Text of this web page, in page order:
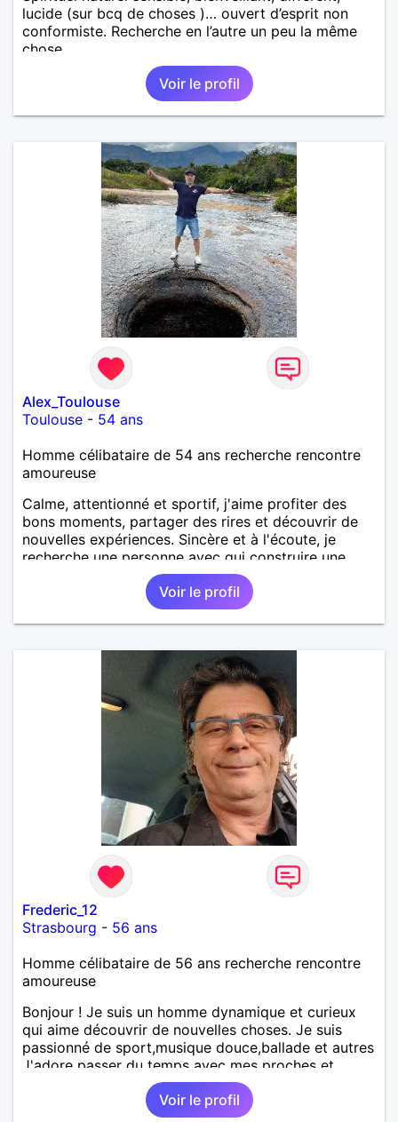
lucide (sur bcq de choses )… ouvert d’esprit non
conformiste. Recherche en l’autre un peu la même
chose…
Voir le profil
Alex_Toulouse
Toulouse - 54 ans
Homme célibataire de 54 ans recherche rencontre
amoureuse
Calme, attentionné et sportif, j'aime profiter des
bons moments, partager des rires et découvrir de
nouvelles expériences. Sincère et à l'écoute, je
recherche une personne avec qui construire une
belle complicité et une relation authentique.
Voir le profil
Frederic_12
Strasbourg - 56 ans
Homme célibataire de 56 ans recherche rencontre
amoureuse
Bonjour ! Je suis un homme dynamique et curieux
qui aime découvrir de nouvelles choses. Je suis
passionné de sport,musique douce,ballade et autres
J'adore passer du temps avec mes proches et
partager des moments inoubliables.
Voir le profil